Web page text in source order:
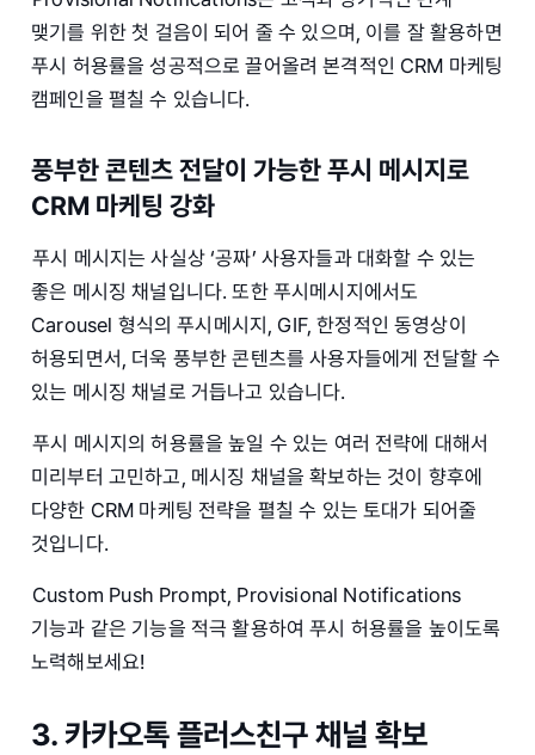
맺기를 위한 첫 걸음이 되어 줄 수 있으며, 이를 잘 활용하면
푸시 허용률을 성공적으로 끌어올려 본격적인 CRM 마케팅
캠페인을 펼칠 수 있습니다.
풍부한 콘텐츠 전달이 가능한 푸시 메시지로
CRM 마케팅 강화
푸시 메시지는 사실상 ‘공짜’ 사용자들과 대화할 수 있는
좋은 메시징 채널입니다. 또한 푸시메시지에서도
Carousel 형식의 푸시메시지, GIF, 한정적인 동영상이
허용되면서, 더욱 풍부한 콘텐츠를 사용자들에게 전달할 수
있는 메시징 채널로 거듭나고 있습니다.
푸시 메시지의 허용률을 높일 수 있는 여러 전략에 대해서
미리부터 고민하고, 메시징 채널을 확보하는 것이 향후에
다양한 CRM 마케팅 전략을 펼칠 수 있는 토대가 되어줄
것입니다.
Custom Push Prompt, Provisional Notifications
기능과 같은 기능을 적극 활용하여 푸시 허용률을 높이도록
노력해보세요!
3. 카카오톡 플러스친구 채널 확보